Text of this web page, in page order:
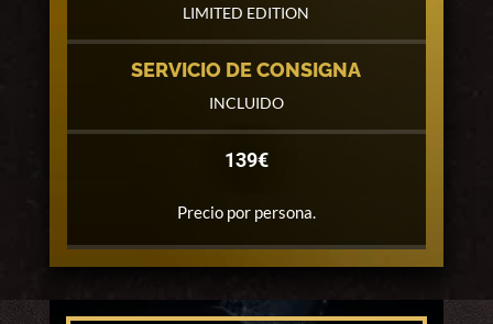
LIMITED EDITION
SERVICIO DE CONSIGNA
INCLUIDO
139€
Precio por persona.